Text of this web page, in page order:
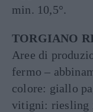
min. 10,5°.
TORGIANO
Aree di
fermo –
colore: giallo
vitigni: riesling